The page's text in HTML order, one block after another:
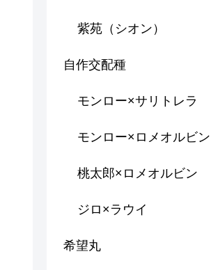
紫苑（シオン）
自作交配種
モンロー×サリトレラ
モンロー×ロメオルビン
桃太郎×ロメオルビン
ジロ×ラウイ
希望丸